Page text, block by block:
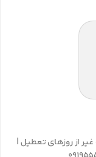
همه روزه از ساعت 9:00 الی 21:00 به غیر از روزهای تعطیل |